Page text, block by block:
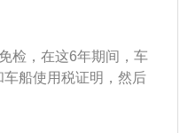
检，在这6年期间，车
船使用税证明，然后
规定实行起，公安交